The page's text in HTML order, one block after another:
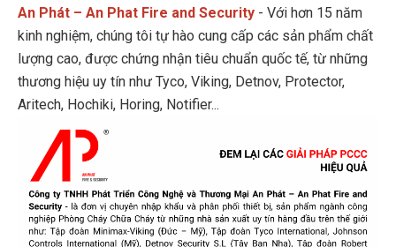
An Phát – An Phat Fire and Security - Với hơn 15 năm
kinh nghiệm, chúng tôi tự hào cung cấp các sản phẩm chất
lượng cao, được chứng nhận tiêu chuẩn quốc tế, từ những
thương hiệu uy tín như Tyco, Viking, Detnov, Protector,
Aritech, Hochiki, Horing, Notifier...